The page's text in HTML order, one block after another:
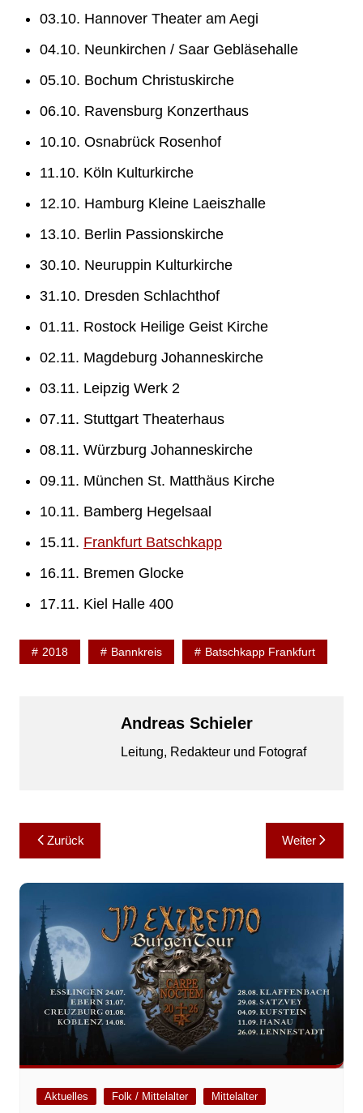
03.10. Hannover Theater am Aegi
04.10. Neunkirchen / Saar Gebläsehalle
05.10. Bochum Christuskirche
06.10. Ravensburg Konzerthaus
10.10. Osnabrück Rosenhof
11.10. Köln Kulturkirche
12.10. Hamburg Kleine Laeiszhalle
13.10. Berlin Passionskirche
30.10. Neuruppin Kulturkirche
31.10. Dresden Schlachthof
01.11. Rostock Heilige Geist Kirche
02.11. Magdeburg Johanneskirche
03.11. Leipzig Werk 2
07.11. Stuttgart Theaterhaus
08.11. Würzburg Johanneskirche
09.11. München St. Matthäus Kirche
10.11. Bamberg Hegelsaal
15.11. Frankfurt Batschkapp
16.11. Bremen Glocke
17.11. Kiel Halle 400
2018 Bannkreis Batschkapp Frankfurt
Andreas Schieler
Leitung, Redakteur und Fotograf
Beitragsnavigation
Zurück Weiter
Aktuelles Folk / Mittelalter Mittelalter